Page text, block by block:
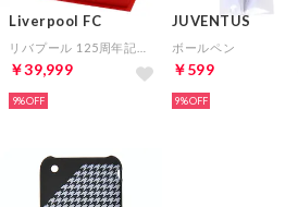
Liverpool FC
￥39,999
9%
JUVENTUS
ボールペン
￥599
9%